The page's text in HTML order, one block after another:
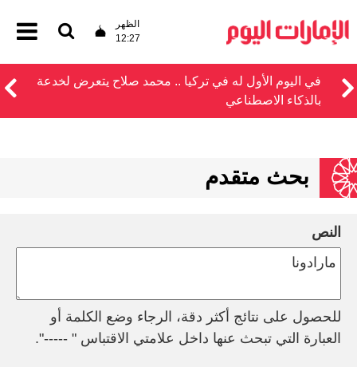
الظهر
12:27
في اليوم الأول له في تركيا .. محمد صلاح يتعرض لخدعة
بالذكاء الاصطناعي
بحث متقدم
النص
للحصول على نتائج أكثر دقة، الرجاء وضع الكلمة أو
العبارة التي تبحث عنها داخل علامتي الاقتباس " -----".